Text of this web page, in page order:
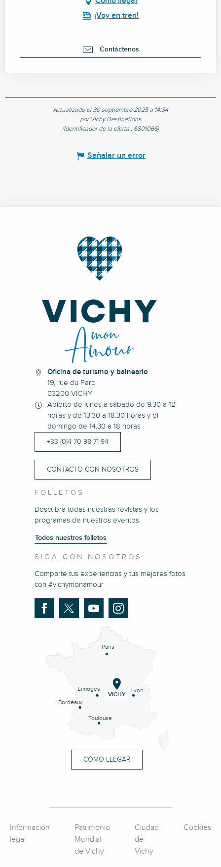
¡Voy en tren!
Contáctenos
Actualizado el 30 septiembre 2025 a 14:34
por Vichy Destinations
(Identificador de la oferta : 6801066)
Señalar un error
Oficina de turismo y balneario
19, rue du Parc
03200 VICHY
Abierto de lunes a sábado de 9.30 a 12
horas y de 13.30 a 18.30 horas y el
domingo de 14.30 a 18 horas
+33 (0)4 70 98 71 94
CONTACTO CON NOSOTROS
FOLLETOS
Descubra todas nuestras revistas y los
programas de nuestros eventos.
Todos nuestros folletos
SIGA CON NOSOTROS
Comparte tus experiencias y tus mejores fotos
con #vichymonamour
Paris
Lyon
Limoges
Bordeaux
Toulouse
VICHY
CÓMO LLEGAR
Información
legal
Patrimonio
Mundial
de Vichy
Ciudad
de
Vichy
Cookies